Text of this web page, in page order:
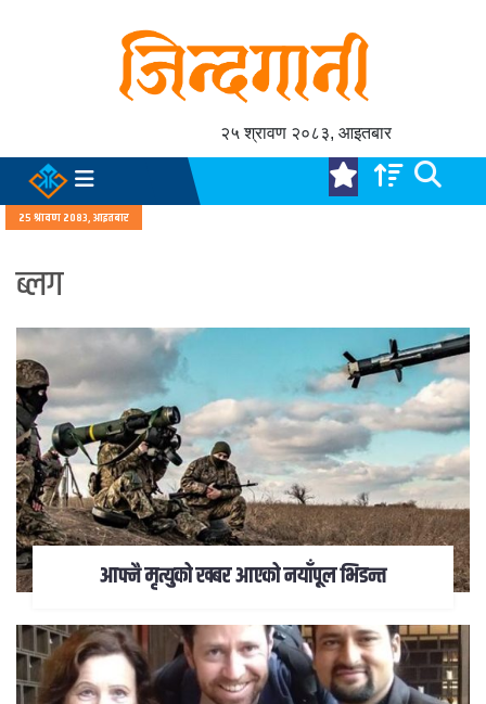
२५ श्रावण २०८३, आइतबार
२५ श्रावण २०८३, आइतबार
ब्लग
आफ्नै मृत्युको खबर आएको नयाँपूल भिडन्त